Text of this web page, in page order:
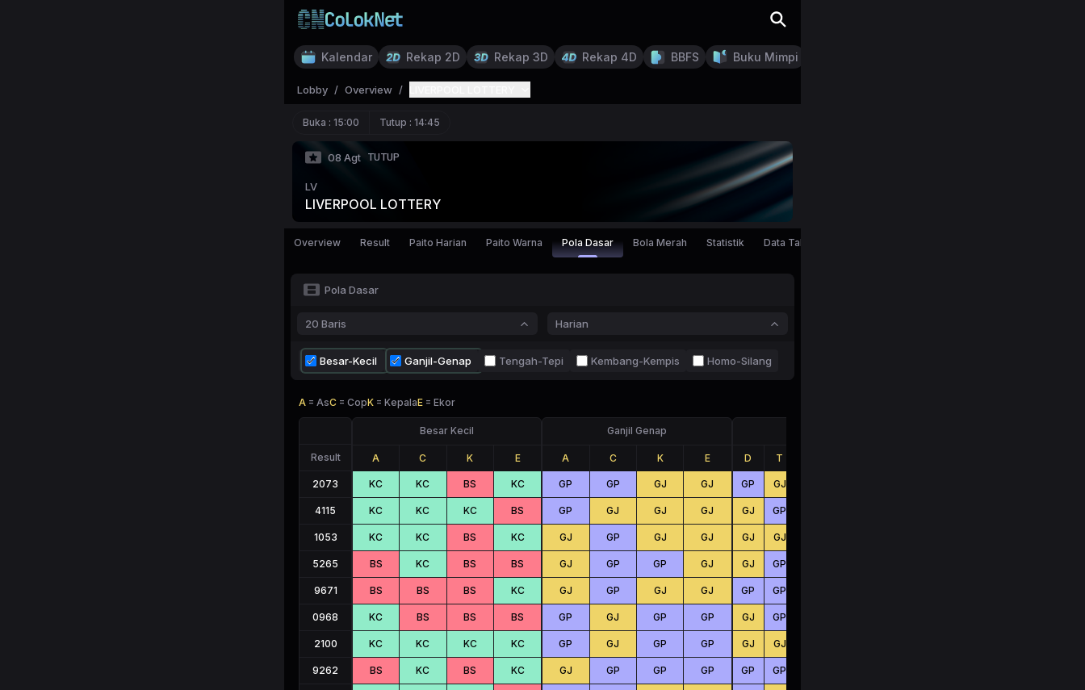
Kalendar Rekap 2D Rekap 3D Rekap 4D BBFS Buku Mimpi
Lobby / Overview /
Buka : 15:00 Tutup : 14:45
08 Agt TUTUP
LV
LIVERPOOL LOTTERY
Overview Result Paito Harian Paito Warna Pola Dasar Bola Merah Statistik Data Tahunan
Pola Dasar
20 Baris Harian
Besar-Kecil Ganjil-Genap Tengah-Tepi Kembang-Kempis Homo-Silang
A = AsC = CopK = KepalaE = Ekor
Result
2073
4115
1053
5265
9671
0968
2100
9262
Besar Kecil
A C K E
KC KC BS KC
KC KC KC BS
KC KC BS KC
BS KC BS BS
BS BS BS KC
KC BS BS BS
KC KC KC KC
BS KC BS KC
Ganjil Genap
A C K E
GP GP GJ GJ
GP GJ GJ GJ
GJ GP GJ GJ
GJ GP GP GJ
GJ GP GJ GJ
GP GJ GP GP
GP GJ GP GP
GJ GP GP GP
D T
GP GJ
GJ GP
GJ GJ
GJ GP
GP GP
GJ GP
GJ GJ
GP GP